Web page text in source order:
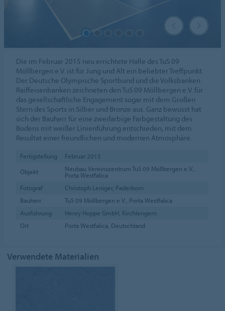
Die im Februar 2015 neu errichtete Halle des TuS 09
Möllbergen e.V. ist für Jung und Alt ein beliebter Treffpunkt.
Der Deutsche Olympische Sportbund und die Volksbanken
Raiffeisenbanken zeichneten den TuS 09 Möllbergen e.V. für
das gesellschaftliche Engagement sogar mit dem Großen
Stern des Sports in Silber und Bronze aus. Ganz bewusst hat
sich der Bauherr für eine zweifarbige Farbgestaltung des
Bodens mit weißer Linienführung entschieden, mit dem
Resultat einer freundlichen und modernen Atmosphäre.
Fertigstellung
Februar 2015
Objekt
Neubau Vereinszentrum TuS 09 Möllbergen e.V.,
Porta Westfalica
Fotograf
Christoph Leniger, Paderborn
Bauherr
TuS 09 Möllbergen e.V., Porta Westfalica
Ausführung
Henry Hoppe GmbH, Kirchlengern
Ort
Porta Westfalica, Deutschland
Verwendete Materialien